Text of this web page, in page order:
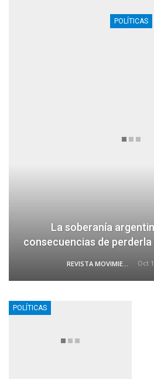
POLÍTICAS
La soberanía
consecuencias de
REVISTA MOVIMIENTO Oct
POLÍTICAS